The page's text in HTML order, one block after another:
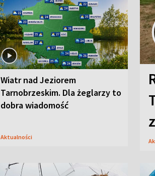
Wiatr nad Jeziorem
Tarnobrzeskim. Dla żeglarzy to
dobra wiadomość
Aktualności